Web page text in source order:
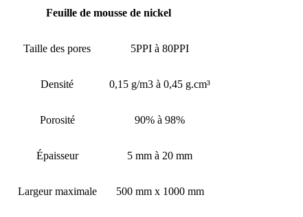
Feuille de mousse de nickel
Taille des pores 5PPI à 80PPI
Densité 0,15 g/m3 à 0,45 g.cm³
Porosité 90% à 98%
Épaisseur 5 mm à 20 mm
Largeur maximale 500 mm x 1000 mm